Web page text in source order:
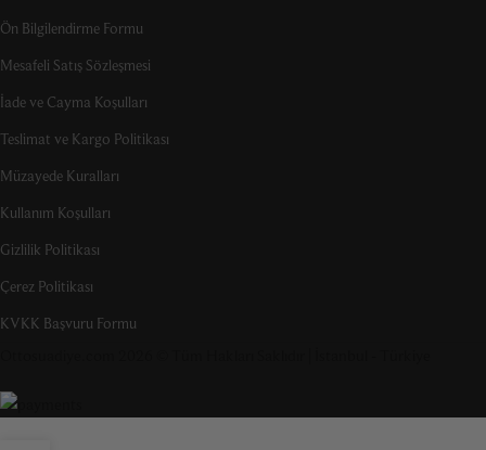
Ön Bilgilendirme Formu
Mesafeli Satış Sözleşmesi
İade ve Cayma Koşulları
Teslimat ve Kargo Politikası
Müzayede Kuralları
Kullanım Koşulları
Gizlilik Politikası
Çerez Politikası
KVKK Başvuru Formu